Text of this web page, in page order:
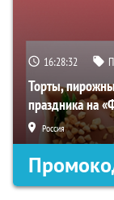
16:28:31
Торты,
праздника на
Россия